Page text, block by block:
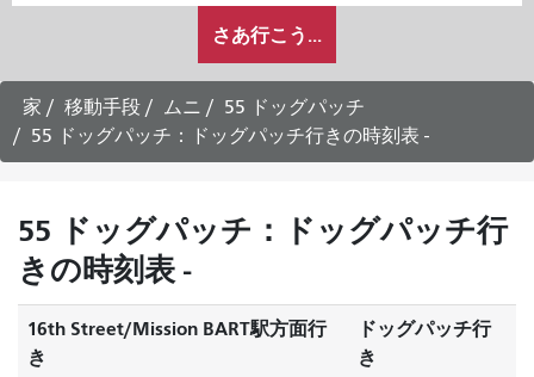
り
え
が
ど
の
よ
う
旅
た
い
さあ行こう...
家 移動手段 ムニ
55 ドッグパッチ
55 ドッグパッチ：ドッグパッチ行きの時刻表 -
55 ドッグパッチ：ドッグパッチ行
きの時刻表 -
16th Street/Mission BART駅方面行
き
ドッグパッチ行
き